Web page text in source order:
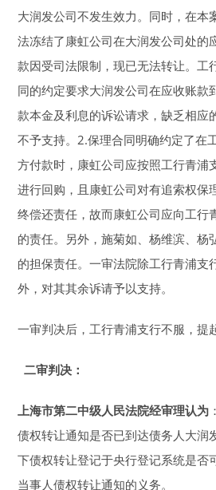
大润发公司不发生效力。同时，在本
法冻结了康虹公司在大润发公司处的
款因受司法限制，现已无法转让。工
同的约定要求大润发公司在应收账款
款本金及利息的诉讼请求，缺乏相应
不予支持。2.保理合同明确约定了在
方付款时，康虹公司应按照工行青浦
进行回购，且康虹公司对有追索权保
终偿还责任，故而康虹公司应向工行
的责任。另外，施菊如、杨维滨、杨
的担保责任。一审法院除工行青浦支
外，对其其余诉请予以支持。
一审判决后，工行青浦支行不服，提
二审判决：
上海市第二中级人民法院经审理认为
债权转让通知是否已到达债务人大润
下债权转让登记于央行登记系统是否
当事人债权转让通知的义务。